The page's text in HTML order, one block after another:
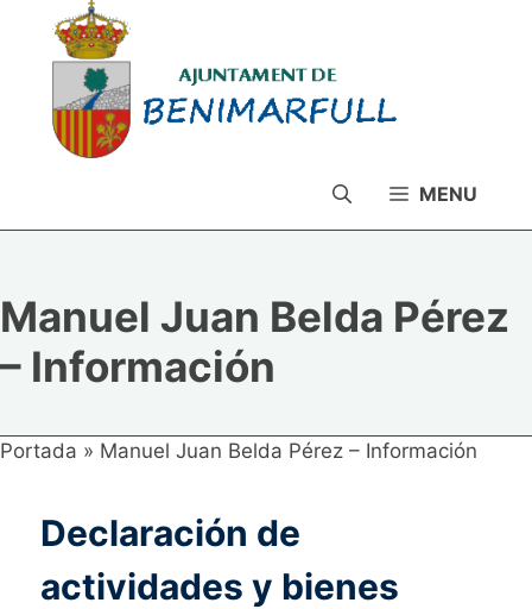
contenido
MENU
Manuel Juan Belda Pérez
– Información
Portada » Manuel Juan Belda Pérez – Información
Declaración de
actividades y bienes